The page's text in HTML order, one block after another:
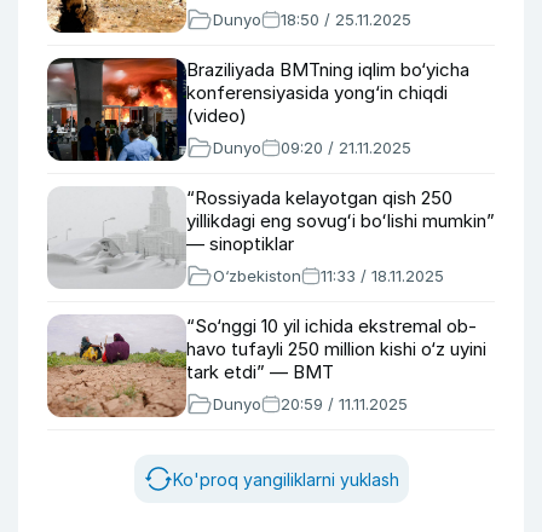
Dunyo 18:50 / 25.11.2025
Braziliyada BMTning iqlim bo‘yicha
konferensiyasida yong‘in chiqdi
(video)
Dunyo 09:20 / 21.11.2025
“Rossiyada kelayotgan qish 250
yillikdagi eng sovugʻi boʻlishi mumkin”
— sinoptiklar
O‘zbekiston 11:33 / 18.11.2025
“So‘nggi 10 yil ichida ekstremal ob-
havo tufayli 250 million kishi o‘z uyini
tark etdi” — BMT
Dunyo 20:59 / 11.11.2025
Ko'proq yangiliklarni yuklash